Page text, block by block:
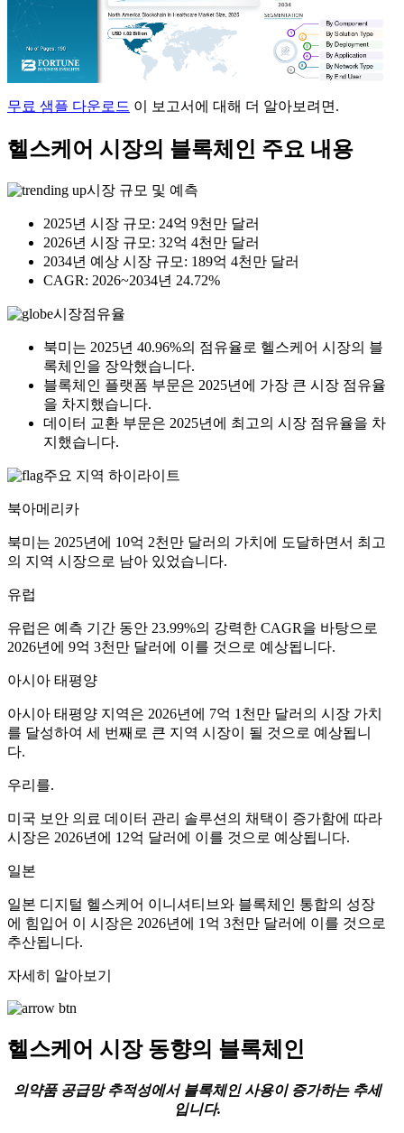
무료 샘플 다운로드 이 보고서에 대해 더 알아보려면.
헬스케어 시장의 블록체인 주요 내용
시장 규모 및 예측
2025년 시장 규모: 24억 9천만 달러
2026년 시장 규모: 32억 4천만 달러
2034년 예상 시장 규모: 189억 4천만 달러
CAGR: 2026~2034년 24.72%
시장점유율
북미는 2025년 40.96%의 점유율로 헬스케어 시장의 블
록체인을 장악했습니다.
블록체인 플랫폼 부문은 2025년에 가장 큰 시장 점유율
을 차지했습니다.
데이터 교환 부문은 2025년에 최고의 시장 점유율을 차
지했습니다.
주요 지역 하이라이트
북아메리카
북미는 2025년에 10억 2천만 달러의 가치에 도달하면서 최고
의 지역 시장으로 남아 있었습니다.
유럽
유럽은 예측 기간 동안 23.99%의 강력한 CAGR을 바탕으로
2026년에 9억 3천만 달러에 이를 것으로 예상됩니다.
아시아 태평양
아시아 태평양 지역은 2026년에 7억 1천만 달러의 시장 가치
를 달성하여 세 번째로 큰 지역 시장이 될 것으로 예상됩니
다.
우리를.
미국 보안 의료 데이터 관리 솔루션의 채택이 증가함에 따라
시장은 2026년에 12억 달러에 이를 것으로 예상됩니다.
일본
일본 디지털 헬스케어 이니셔티브와 블록체인 통합의 성장
에 힘입어 이 시장은 2026년에 1억 3천만 달러에 이를 것으로
추산됩니다.
자세히 알아보기
헬스케어 시장 동향의 블록체인
의약품 공급망 추적성에서 블록체인 사용이 증가하는 추세
입니다.